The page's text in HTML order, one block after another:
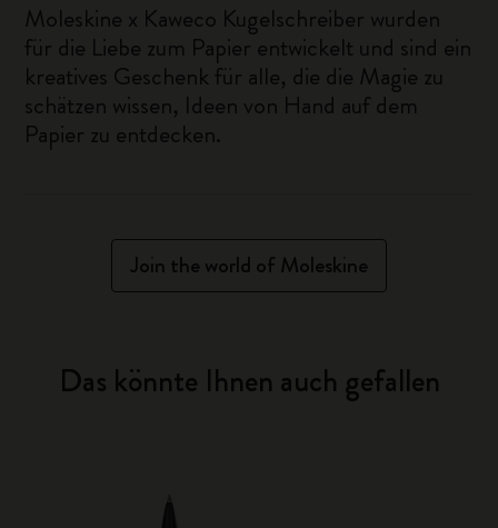
Moleskine x Kaweco Kugelschreiber wurden
für die Liebe zum Papier entwickelt und sind ein
kreatives Geschenk für alle, die die Magie zu
schätzen wissen, Ideen von Hand auf dem
Papier zu entdecken.
Join the world of Moleskine
Das könnte Ihnen auch gefallen